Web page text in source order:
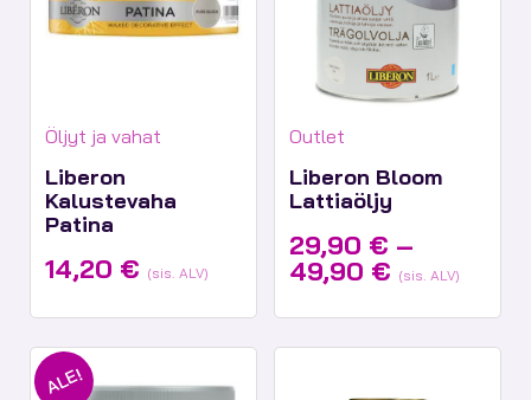
Tuotekategoriat:
Öljyt ja vahat
Liberon
Kalustevaha
Patina
14,20 € (sis. ALV)
Tuotekategoriat:
Outlet
Liberon Bloom
Lattiaöljy
29,90 € –
49,90 €
-
49,90 €
(sis. ALV)
ALE!